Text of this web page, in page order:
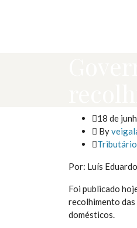
18 de
By
Tributário
Por: Luís
Foi publicado
recolhimento
domésticos.